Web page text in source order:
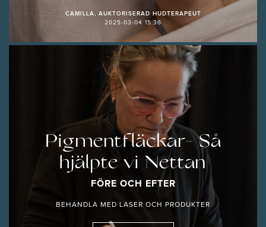
CAMILLA, AUKTORISERAD HUDTERAPEUT
2025-03-04 15:36
Pigmentfläckar- Så
hjälpte vi Nettan
FÖRE OCH EFTER
BEHANDLA MED LASER OCH PRODUKTER